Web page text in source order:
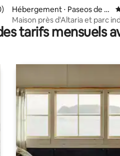
4,79 sur 5sur la base de 230
Hébergement ⋅ Paseos de A
guascalientes
Maison près d'Altaria et parc
Nord
tarifs mensuels